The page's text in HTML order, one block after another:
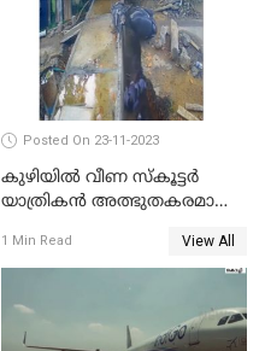
Posted On 23-11-2023
കുഴിയിൽ വീണ സ്കൂട്ടർ
യാത്രികൻ അത്ഭുതകരമായി
1 Min Read View All